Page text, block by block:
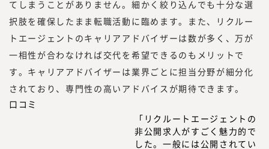
てしまうことがありません。細かく絞り込んでも十分な選
択肢を確保したまま転職活動に臨めます。また、リクルー
トエージェントのキャリアアドバイザーは数が多く、万が
一相性が合わなければ交代を希望できるのもメリットで
す。キャリアアドバイザーは業界ごとに担当分野が細分化
されており、専門性の高いアドバイスが期待できます。
口コミ
「リクルートエージェントの
非公開求人がすごく魅力的で
した。一般には公開されてい